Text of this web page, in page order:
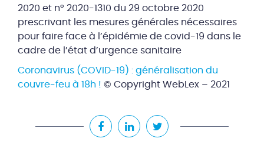
2020 et n° 2020-1310 du 29 octobre 2020
prescrivant les mesures générales nécessaires
pour faire face à l’épidémie de covid-19 dans le
cadre de l’état d’urgence sanitaire
Coronavirus (COVID-19) : généralisation du
couvre-feu à 18h ! © Copyright WebLex – 2021